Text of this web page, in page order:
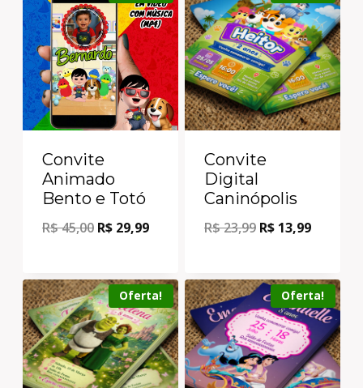
Convite
Animado
Bento e Totó
R$45,00 R$ 29,99
Convite
Digital
Caninópolis
R$23,99 R$ 13,99
Oferta! Oferta!